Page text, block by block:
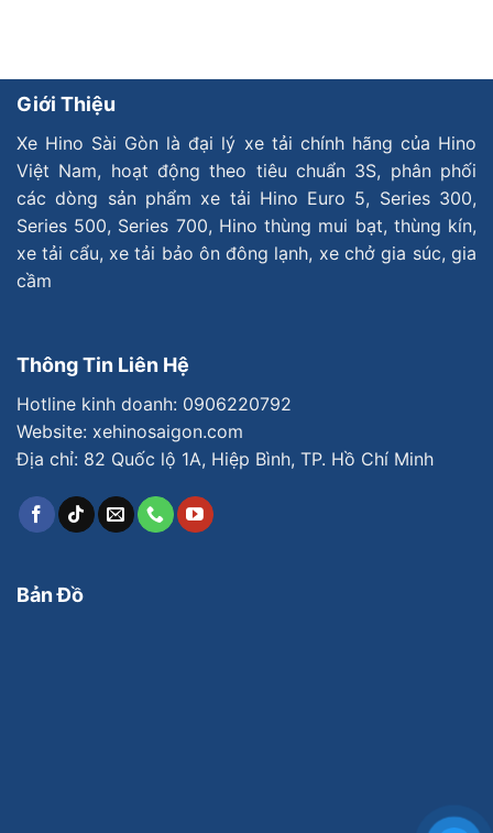
Giới Thiệu
Xe Hino Sài Gòn là đại lý xe tải chính hãng của Hino
Việt Nam, hoạt động theo tiêu chuẩn 3S, phân phối
các dòng sản phẩm xe tải Hino Euro 5, Series 300,
Series 500, Series 700, Hino thùng mui bạt, thùng kín,
xe tải cẩu, xe tải bảo ôn đông lạnh, xe chở gia súc, gia
cầm
Thông Tin Liên Hệ
Hotline kinh doanh: 0906220792
Website: xehinosaigon.com
Địa chỉ: 82 Quốc lộ 1A, Hiệp Bình, TP. Hồ Chí Minh
Bản Đồ